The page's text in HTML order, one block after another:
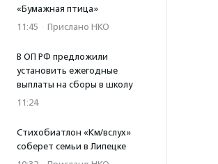
«Бумажная птица»
11:45 · Прислано НКО
В ОП РФ предложили
установить ежегодные
выплаты на сборы в школу
11:24
Стихобиатлон «Км/вслух»
соберет семьи в Липецке